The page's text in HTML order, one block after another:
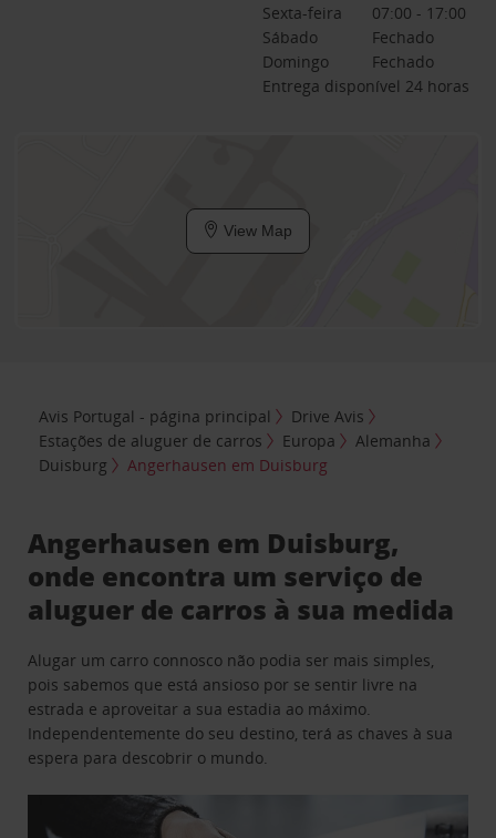
Sexta-feira
07:00 - 17:00
Sábado
Fechado
Domingo
Fechado
Entrega disponível 24 horas
View Map
Avis Portugal - página principal
Drive Avis
Estações de aluguer de carros
Europa
Alemanha
Duisburg
Angerhausen em Duisburg
Angerhausen em Duisburg,
onde encontra um serviço de
aluguer de carros à sua medida
Alugar um carro connosco não podia ser mais simples,
pois sabemos que está ansioso por se sentir livre na
estrada e aproveitar a sua estadia ao máximo.
Independentemente do seu destino, terá as chaves à sua
espera para descobrir o mundo.